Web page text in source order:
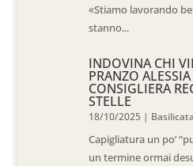
«Stiamo lavorando
stanno...
INDOVINA CHI
PRANZO
CONSIGLIERA
STELLE
18/10/2025 |
Capigliatura un po’
un termine ormai